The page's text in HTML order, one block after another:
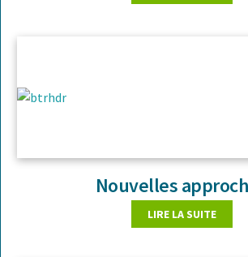
Nouvelles
LIRE LA SUITE